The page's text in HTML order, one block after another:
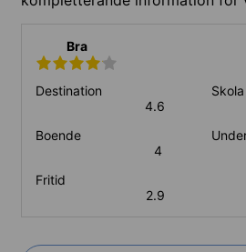
Bra
Destination
4.6
Skola
Boende
4
Fritid
2.9